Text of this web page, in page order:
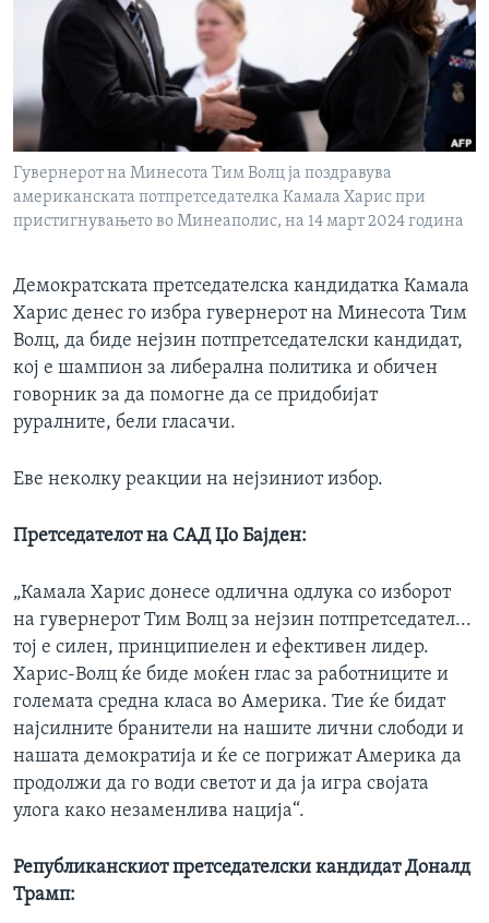
ИНТЕРВЈУА
Јазици
Гувернерот на Минесота Тим Волц ја поздравува
американската потпретседателка Камала Харис при
пристигнувањето во Минеаполис, на 14 март 2024 година
Демократската претседателска кандидатка Камала
Харис денес го избра гувернерот на Минесота Тим
Волц, да биде нејзин потпретседателски кандидат,
кој е шампион за либерална политика и обичен
говорник за да помогне да се придобијат
руралните, бели гласачи.
Еве неколку реакции на нејзиниот избор.
Претседателот на САД Џо Бајден:
„Камала Харис донесе одлична одлука со изборот
на гувернерот Тим Волц за нејзин потпретседател...
тој е силен, принципиелен и ефективен лидер.
Харис-Волц ќе биде моќен глас за работниците и
големата средна класа во Америка. Тие ќе бидат
најсилните бранители на нашите лични слободи и
нашата демократија и ќе се погрижат Америка да
продолжи да го води светот и да ја игра својата
улога како незаменлива нација“.
Републиканскиот претседателски кандидат Доналд
Трамп: